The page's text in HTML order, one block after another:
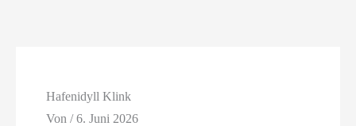
Hafenidyll Klink
Von/6. Juni 2026